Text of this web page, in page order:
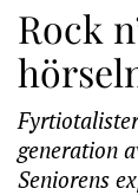
Rock
generation
Seniorens